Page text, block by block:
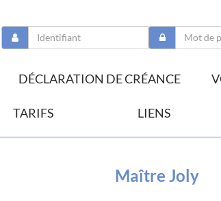
DÉCLARATION DE CRÉANCE
TARIFS LIENS
Maître Joly